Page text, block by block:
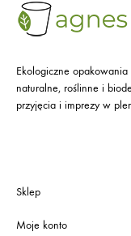
Ekologiczne
naturalne, roślinne i
przyjęcia i imprezy w
Sklep
Moje konto